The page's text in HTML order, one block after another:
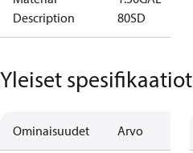
Description
80SD
Yleiset spesifikaatiot
Ominaisuudet Arvo